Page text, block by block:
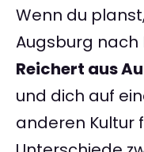
Wenn du
Augsburg nach
Reichert aus
und dich auf
anderen Kultur